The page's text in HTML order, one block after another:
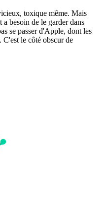
toxique même. Mais
a besoin de le garder dans
se passer d'Apple, dont les
C'est le côté obscur de